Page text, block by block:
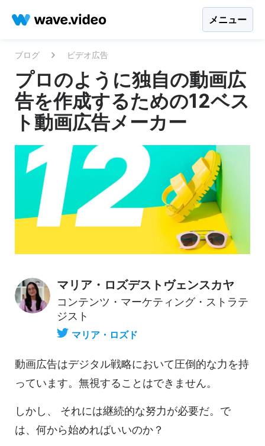
メニュー
ブログ ビデオ広告
プロのように独自の動画広
告を作成するための12ベス
ト動画広告メーカー
マリア・ロズデストヴェンスカヤ
コンテンツ・マーケティング・ストラテ
ジスト
マリア・ロズド
動画広告はデジタル戦略において圧倒的な力を持
っています。無視することはできません。
しかし、
それには継続的な努力が必要だ。で
は、何から始めればいいのか？